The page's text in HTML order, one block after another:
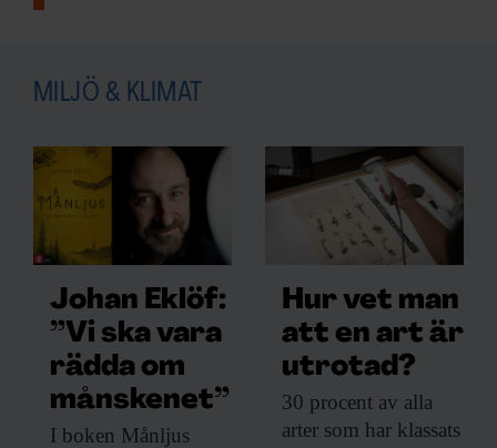
MILJÖ & KLIMAT
Johan Eklöf:
”Vi ska vara
rädda om
månskenet”
I boken Månljus
Hur vet man
att en art är
utrotad?
30 procent av alla
arter som har klassats